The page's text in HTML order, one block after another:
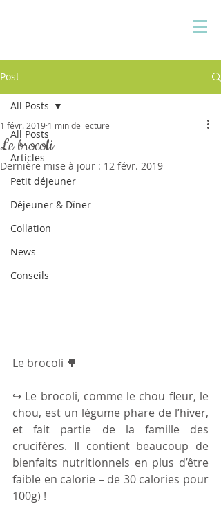
Post
All Posts
Articles
Petit déjeuner
Déjeuner & Dîner
Collation
News
Conseils
All Posts
Le brocoli
1 févr. 2019 1 min de lecture
Dernière mise à jour : 12 févr. 2019
Le brocoli 🌳
↪ Le brocoli, comme le chou fleur, le
chou, est un légume phare de l’hiver,
et fait partie de la famille des
crucifères. Il contient beaucoup de
bienfaits nutritionnels en plus d’être
faible en calorie – de 30 calories pour
100g) !